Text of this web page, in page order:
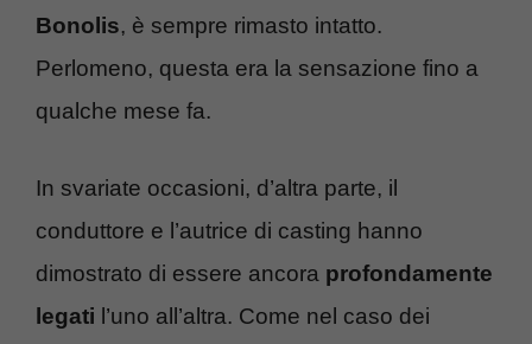
Bonolis, è sempre rimasto intatto.
Perlomeno, questa era la sensazione fino a
qualche mese fa.
In svariate occasioni, d’altra parte, il
conduttore e l’autrice di casting hanno
dimostrato di essere ancora profondamente
legati l’uno all’altra. Come nel caso dei